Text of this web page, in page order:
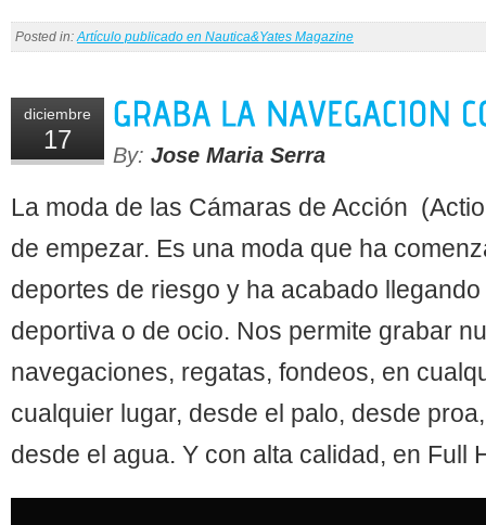
Posted in:Artículo publicado en Nautica&Yates Magazine
diciembre
17
By: Jose Maria Serra
La moda de las Cámaras de Acción
de empezar. Es una moda que ha
deportes de riesgo y ha acabado
deportiva o de ocio. Nos permite grabar
navegaciones, regatas, fondeos, en
cualquier lugar, desde el palo, desde
desde el agua. Y con alta calidad, en Full